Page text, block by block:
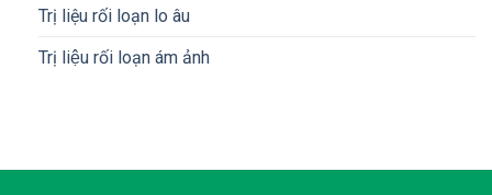
Trị liệu rối loạn lo âu
Trị liệu rối loạn ám ảnh